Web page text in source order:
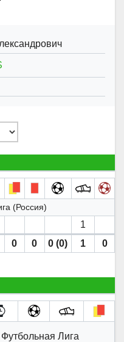
(Россия)
1
0 0 0 (0) 1 0
Лига